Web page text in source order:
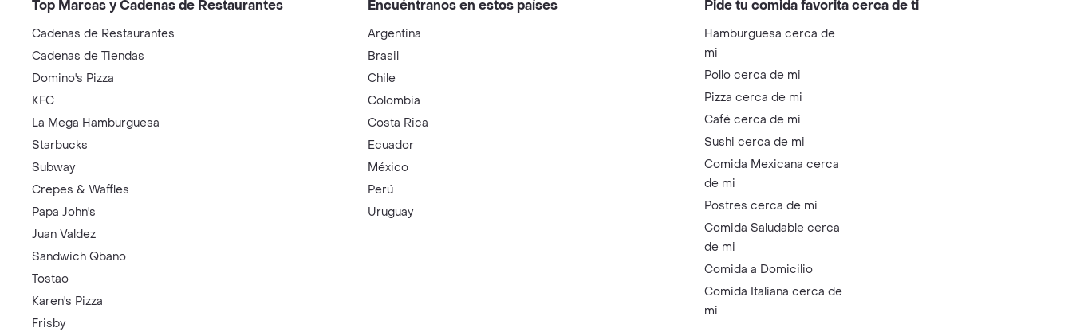
Top Marcas y Cadenas de Restaurantes
Cadenas de Restaurantes
Cadenas de Tiendas
Domino's Pizza
KFC
La Mega Hamburguesa
Starbucks
Subway
Crepes & Waffles
Papa John's
Juan Valdez
Sandwich Qbano
Tostao
Karen's Pizza
Frisby
Encuéntranos en estos países
Argentina
Brasil
Chile
Colombia
Costa Rica
Ecuador
México
Perú
Uruguay
Pide tu comida favorita cerca de ti
Hamburguesa cerca de
mi
Pollo cerca de mi
Pizza cerca de mi
Café cerca de mi
Sushi cerca de mi
Comida Mexicana cerca
de mi
Postres cerca de mi
Comida Saludable cerca
de mi
Comida a Domicilio
Comida Italiana cerca de
mi